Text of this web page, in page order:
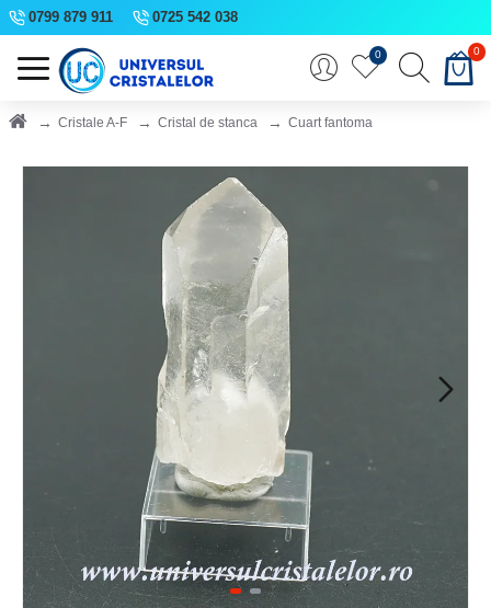
0799 879 911 0725 542 038
0 0
Cristale A-F Cristal de stanca Cuart fantoma